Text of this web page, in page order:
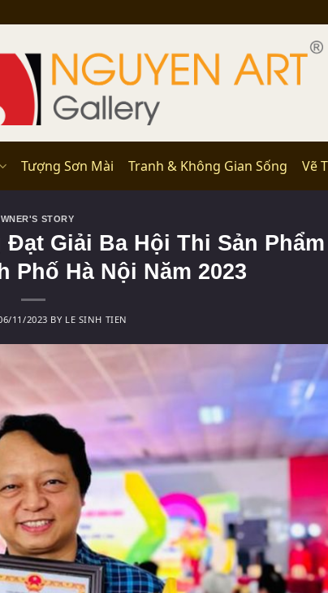
Tượng Sơn Mài Tranh & Không Gian Sống Vẽ
STORY
Giải Ba Hội Thi Sản Phẩm
Phố Hà Nội Năm 2023
11/2023 BY LE SINH TIEN